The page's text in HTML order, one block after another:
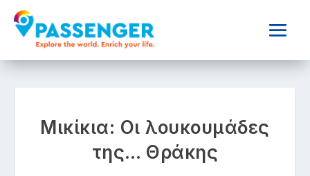
Μικίκια: Οι λουκουμάδες
της… Θράκης